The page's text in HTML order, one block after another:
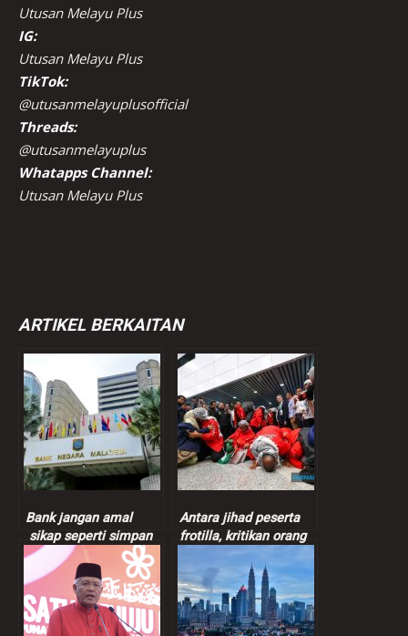
Utusan Melayu Plus
IG:
Utusan Melayu Plus
TikTok:
@utusanmelayuplusofficial
Threads:
@utusanmelayuplus
Whatapps Channel:
Utusan Melayu Plus
ARTIKEL BERKAITAN
Bank jangan amal
sikap seperti simpan
duit bawah bantal
Antara jihad peserta
frotilla, kritikan orang
gangguan jiwa dan
usaha hentikan
kejahatan Zionis gila